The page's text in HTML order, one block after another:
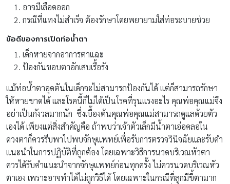
อาจมีเลือดออก
กรณีที่แทงไม่สำเร็จ ต้องรักษาโดยพยายามใส่ท่อระบายช่วย
ข้อดีของการเปิดท่อน้ำตา
เด็กหายจากอาการตาแฉะ
ป้องกันขอบตาอักเสบเรื้อรัง
แม้ท่อน้ำตาอุดตันในเด็กจะไม่สามารถป้องกันได้ แต่ก็สามารถรักษา
ให้หายขาดได้ และโรคนี้ก็ไม่ได้เป็นโรคที่รุนแรงอะไร คุณพ่อคุณแม่จึง
อย่าเป็นกังวลมากนัก ซึ่งเบื้องต้นคุณพ่อคุณแม่สามารถดูแลด้วยตัว
เองได้ เพียงแต่สิ่งสำคัญคือ ถ้าพบว่าเจ้าตัวเล็กมีน้ำตาเอ่อคลอใน
ดวงตาก็ควรรีบพาไปพบจักษุแพทย์เพื่อรับการตรวจวินิจฉัยและรับคำ
แนะนำในการปฏิบัติที่ถูกต้อง โดยเฉพาะวิธีการนวดบริเวณหัวตา
ควรได้รับคำแนะนำจากจักษุแพทย์ก่อนทุกครั้ง ไม่ควรนวดบริเวณหัว
ตาเอง เพราะอาจทำได้ไม่ถูกวิธีได้ โดยเฉพาะในกรณีที่ลูกมีขี้ตามาก